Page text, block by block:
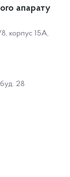
апарату
корпус 15А,
буд. 28